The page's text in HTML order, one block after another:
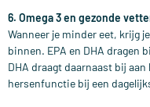
6. Omega 3 en gezonde
Wanneer je minder eet, krijg
binnen. EPA en DHA dragen
DHA draagt daarnaast bij
hersenfunctie bij een